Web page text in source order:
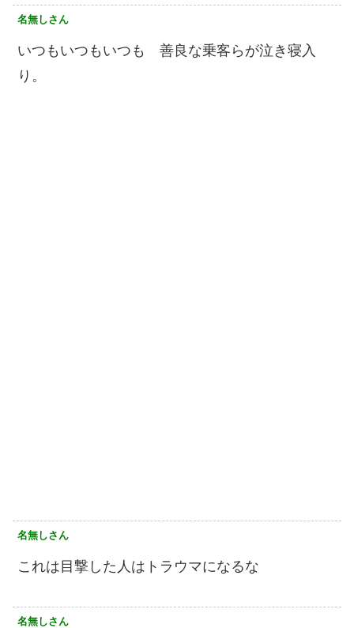
名無しさん
いつもいつもいつも 善良な乗客らが泣き寝入
り。
名無しさん
これは目撃した人はトラウマになるな
名無しさん